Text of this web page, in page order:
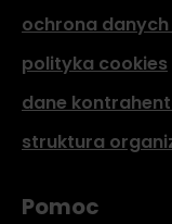
ochrona
polityka cookies
dane
struktura
Pomoc